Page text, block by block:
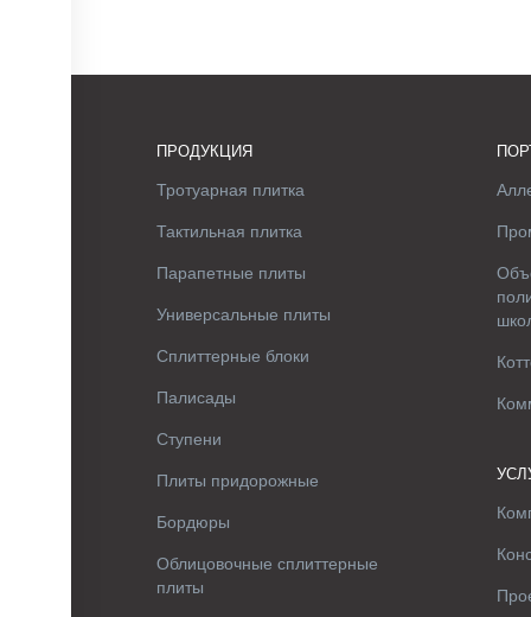
ПРОДУКЦИЯ
Тротуарная плитка
Тактильная плитка
Парапетные плиты
Универсальные плиты
Сплиттерные блоки
Палисады
Ступени
Плиты придорожные
Бордюры
Облицовочные сплиттерные
плиты